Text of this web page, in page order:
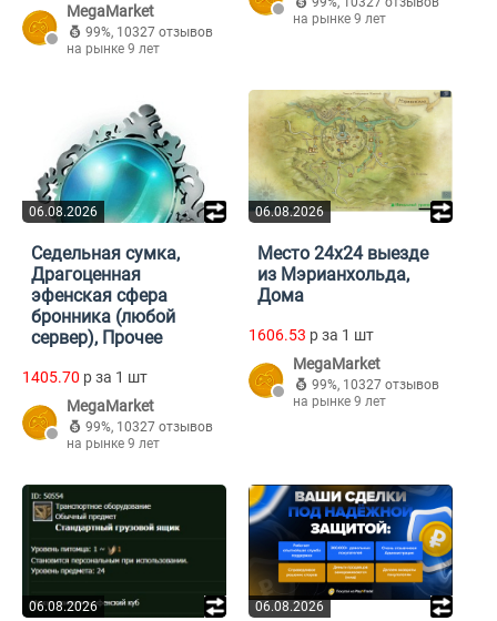
MegaMarket
99%, 10327 отзывов
на рынке 9 лет
на рынке 9 лет
06.08.2026
Седельная сумка,
Драгоценная
эфенская сфера
бронника (любой
сервер), Прочее
1405.70 p за 1 шт
MegaMarket
99%, 10327 отзывов
на рынке 9 лет
06.08.2026
Место 24х24 выезде
из Мэрианхольда,
Дома
1606.53 p за 1 шт
MegaMarket
99%, 10327 отзывов
на рынке 9 лет
06.08.2026 06.08.2026